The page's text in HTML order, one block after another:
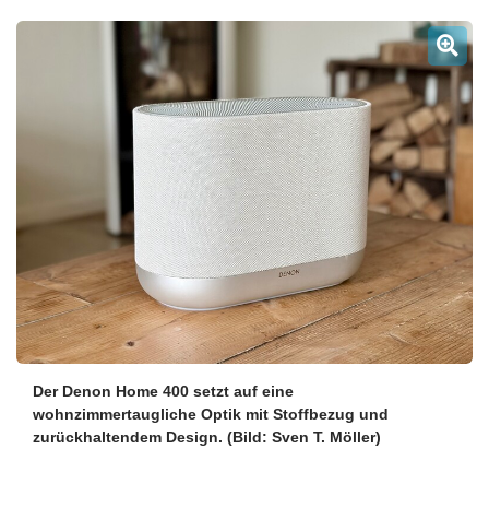
Mac Life+
Anmelden
Der Denon Home 400 setzt auf eine
wohnzimmertaugliche Optik mit Stoffbezug und
zurückhaltendem Design. (Bild: Sven T. Möller)